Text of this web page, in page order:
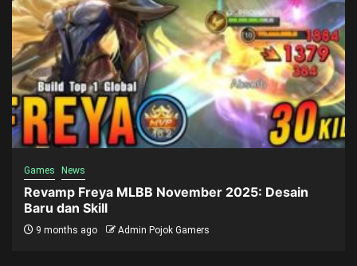
Games News
Revamp Freya MLBB November 2025: Desain
Baru dan Skill
9 months ago Admin Pojok Gamers